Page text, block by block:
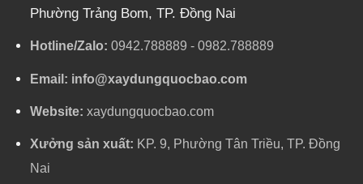
Phường Trảng Bom, TP. Đồng Nai
Hotline/Zalo: 0942.788889 - 0982.788889
Email: info@xaydungquocbao.com
Website: xaydungquocbao.com
Xưởng sản xuất: KP. 9, Phường Tân Triều, TP. Đồng
Nai